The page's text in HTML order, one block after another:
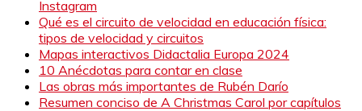
Instagram
Qué es el circuito de velocidad en educación física:
tipos de velocidad y circuitos
Mapas interactivos Didactalia Europa 2024
10 Anécdotas para contar en clase
Las obras más importantes de Rubén Darío
Resumen conciso de A Christmas Carol por capítulos